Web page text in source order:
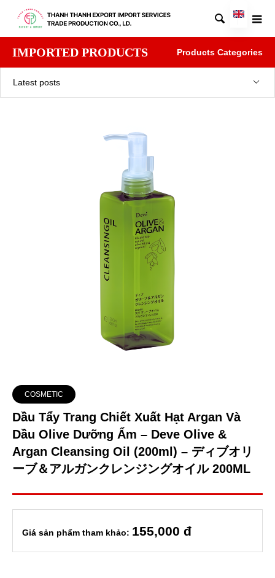

IMPORTED PRODUCTS Products Categories
Latest posts
COSMETIC
Dầu Tẩy Trang Chiết Xuất Hạt Argan Và
Dầu Olive Dưỡng Ẩm – Deve Olive &
Argan Cleansing Oil (200ml) – ディブオリ
ーブ＆アルガンクレンジングオイル 200ML
Giá sản phẩm tham khảo: 155,000 đ